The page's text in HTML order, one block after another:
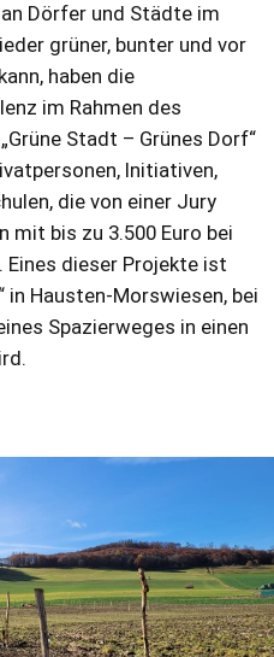
Dörfer und Städte im
grüner, bunter und vor
haben die
im Rahmen des
Stadt – Grünes Dorf“
Initiativen,
die von einer Jury
mit bis zu 3.500 Euro bei
dieser Projekte ist
in Hausten-Morswiesen, bei
Spazierweges in einen